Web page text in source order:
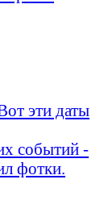
эти даты
событий -
фотки.